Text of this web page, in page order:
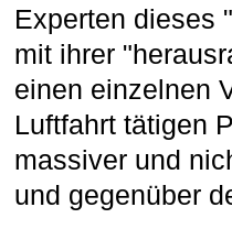
Experten dieses
mit ihrer
einen einzelnen
Luftfahrt tätigen
massiver und
und gegenüber